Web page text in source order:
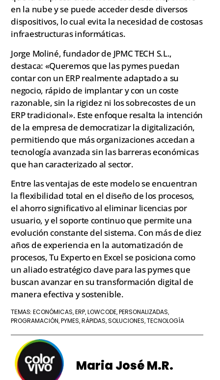
en la nube y se puede acceder desde diversos
dispositivos, lo cual evita la necesidad de costosas
infraestructuras informáticas.
Jorge Moliné, fundador de JPMC TECH S.L.,
destaca: «Queremos que las pymes puedan
contar con un ERP realmente adaptado a su
negocio, rápido de implantar y con un coste
razonable, sin la rigidez ni los sobrecostes de un
ERP tradicional». Este enfoque resalta la intención
de la empresa de democratizar la digitalización,
permitiendo que más organizaciones accedan a
tecnología avanzada sin las barreras económicas
que han caracterizado al sector.
Entre las ventajas de este modelo se encuentran
la flexibilidad total en el diseño de los procesos,
el ahorro significativo al eliminar licencias por
usuario, y el soporte continuo que permite una
evolución constante del sistema. Con más de diez
años de experiencia en la automatización de
procesos, Tu Experto en Excel se posiciona como
un aliado estratégico clave para las pymes que
buscan avanzar en su transformación digital de
manera efectiva y sostenible.
TEMAS:ECONÓMICAS ,ERP ,LOWCODE ,PERSONALIZADAS
PROGRAMACIÓN ,PYMES ,RÁPIDAS ,SOLUCIONES ,TECNOLOGÍA
Maria José M.R.